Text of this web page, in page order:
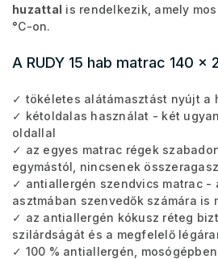
huzattal is rendelkezik, amely
°C-on.
A RUDY 15 hab matrac 140 x
✓ tökéletes alátámasztást nyújt a
✓ kétoldalas használat - két
oldallal
✓ az egyes matrac régek
egymástól, nincsenek
✓ antiallergén szendvics matrac -
asztmában szenvedők számára is
✓ az antiallergén kókusz réteg
szilárdságát és a megfelelő
✓ 100 % antiallergén,